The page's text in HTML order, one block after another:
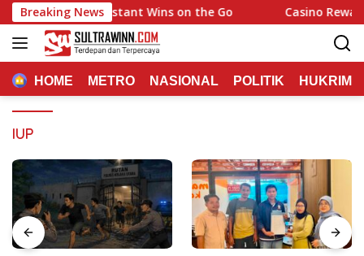
Langsung
ke
konten
Breaking News
Hits and Instant Wins on the Go Casino Rewards
HOME METRO NASIONAL POLITIK HUKRIM
IUP